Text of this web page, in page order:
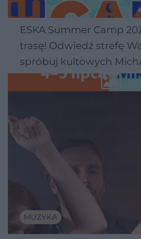
ESKA Summer Camp
trasę! Odwiedź strefę
spróbuj kultowych
Wawelu
MUZYKA